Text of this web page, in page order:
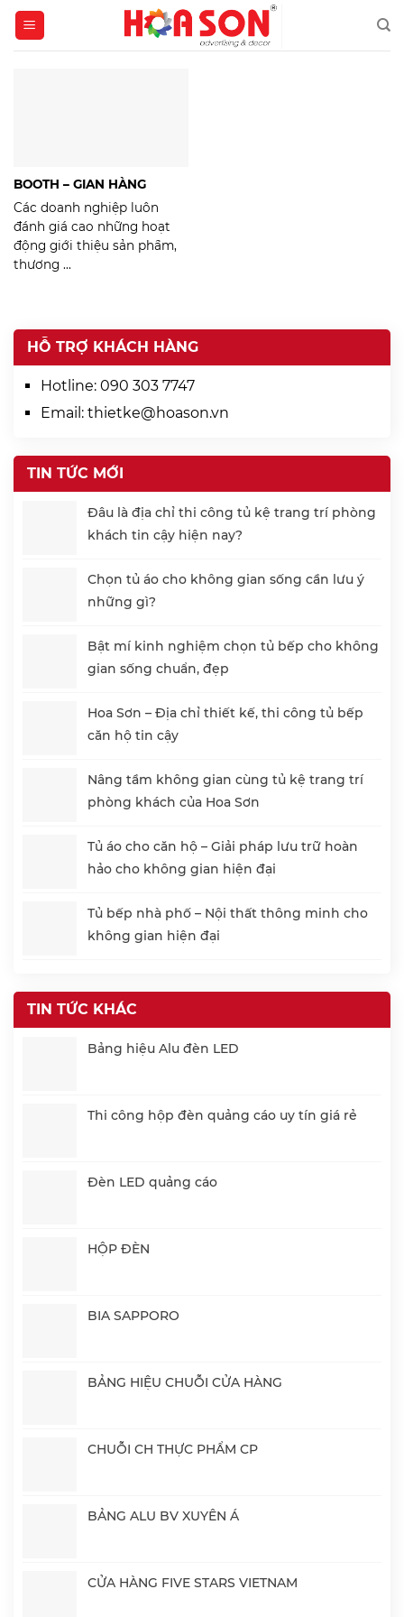
Skip
content
BOOTH – GIAN HÀNG
Các doanh nghiệp luôn
đánh giá cao những hoạt
động giới thiệu sản phẩm,
thương ...
HỖ TRỢ KHÁCH HÀNG
Hotline: 090 303 7747
Email: thietke@hoason.vn
TIN TỨC MỚI
Đâu là địa chỉ thi công tủ kệ trang trí phòng
khách tin cậy hiện nay?
Chọn tủ áo cho không gian sống cần lưu ý
những gì?
Bật mí kinh nghiệm chọn tủ bếp cho không
gian sống chuẩn, đẹp
Hoa Sơn – Địa chỉ thiết kế, thi công tủ bếp
căn hộ tin cậy
Nâng tầm không gian cùng tủ kệ trang trí
phòng khách của Hoa Sơn
Tủ áo cho căn hộ – Giải pháp lưu trữ hoàn
hảo cho không gian hiện đại
Tủ bếp nhà phố – Nội thất thông minh cho
không gian hiện đại
TIN TỨC KHÁC
Bảng hiệu Alu đèn LED
Thi công hộp đèn quảng cáo uy tín giá rẻ
Đèn LED quảng cáo
HỘP ĐÈN
BIA SAPPORO
BẢNG HIỆU CHUỖI CỬA HÀNG
CHUỖI CH THỰC PHẨM CP
BẢNG ALU BV XUYÊN Á
CỬA HÀNG FIVE STARS VIETNAM